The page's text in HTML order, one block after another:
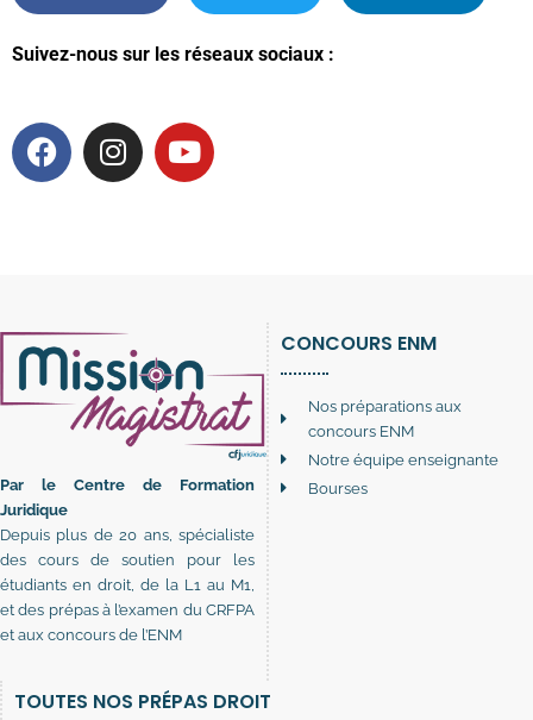
Suivez-nous sur les réseaux sociaux :
Par le Centre de Formation
Juridique
Depuis plus de 20 ans, spécialiste
des cours de soutien pour les
étudiants en droit, de la L1 au M1,
et des prépas à l’examen du CRFPA
et aux concours de l’ENM
CONCOURS ENM
Nos préparations aux
concours ENM
Notre équipe enseignante
Bourses
TOUTES NOS PRÉPAS DROIT